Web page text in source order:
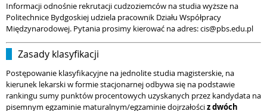
Informacji odnośnie rekrutacji cudzoziemców na studia wyższe na
Politechnice Bydgoskiej udziela pracownik Działu Współpracy
Międzynarodowej. Pytania prosimy kierować na adres: cis@pbs.edu.pl
Zasady klasyfikacji
Postępowanie klasyfikacyjne na jednolite studia magisterskie, na
kierunek lekarski w formie stacjonarnej odbywa się na podstawie
rankingu sumy punktów procentowych uzyskanych przez kandydata na
pisemnym egzaminie maturalnym/egzaminie dojrzałościz dwóch